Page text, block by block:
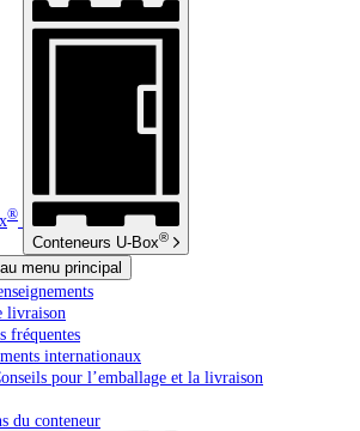
®
Conteneurs U-Box®
menu principal
livraison
fréquentes
internationaux
pour l’emballage et la livraison
du conteneur